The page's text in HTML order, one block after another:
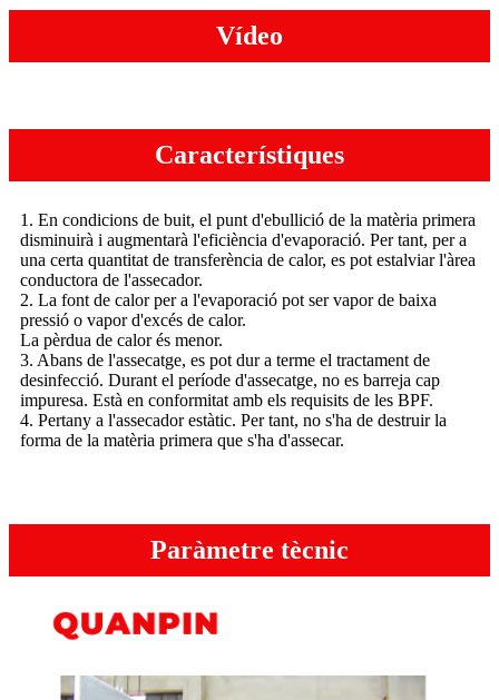
Vídeo
Característiques
1. En condicions de buit, el punt d'ebullició de la matèria primera
disminuirà i augmentarà l'eficiència d'evaporació. Per tant, per a
una certa quantitat de transferència de calor, es pot estalviar l'àrea
conductora de l'assecador.
2. La font de calor per a l'evaporació pot ser vapor de baixa
pressió o vapor d'excés de calor.
La pèrdua de calor és menor.
3. Abans de l'assecatge, es pot dur a terme el tractament de
desinfecció. Durant el període d'assecatge, no es barreja cap
impuresa. Està en conformitat amb els requisits de les BPF.
4. Pertany a l'assecador estàtic. Per tant, no s'ha de destruir la
forma de la matèria primera que s'ha d'assecar.
Paràmetre tècnic